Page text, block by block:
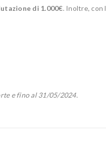
di 1.000€. Inoltre, con
e fino al 31/05/2024.